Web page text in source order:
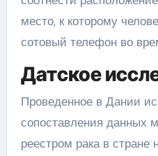
место, к которому
сотовый телефон во
Датское
Проведенное в Дании
сопоставления данных
реестром рака в стране